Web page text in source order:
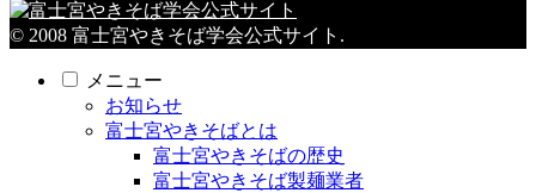
© 2008 富士宮やきそば学会公式サイト.
メニュー
お知らせ
富士宮やきそばとは
富士宮やきそばの歴史
富士宮やきそば製麺業者